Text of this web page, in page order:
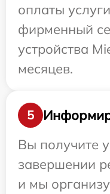
оплаты
фирменный
устройства
месяцев.
5
Вы получите
завершении
и мы